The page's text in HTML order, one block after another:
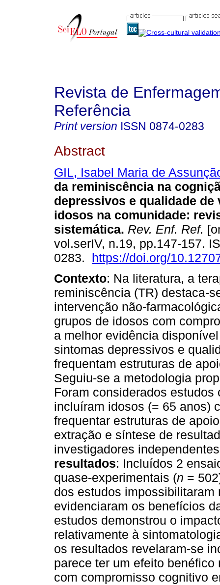
Revista de
Referência
Print version ISSN 0874-0283
Abstract
GIL, Isabel Maria de
da reminiscência na
depressivos e qualidade de
idosos na comunidade:
sistemática. Rev. Enf. Ref.
vol.serIV, n.19, pp.147-157.
0283. https://doi.org/
Contexto: Na literatura, a
reminiscência (TR) destaca-
intervenção não-
grupos de idosos com
a melhor evidência
sintomas depressivos e
frequentam estruturas de
Seguiu-se a metodologia
Foram considerados
incluíram idosos (= 65 anos)
frequentar estruturas de
extração e síntese de
investigadores
resultados: Incluídos 2
quase-experimentais (n =
dos estudos
evidenciaram os benefícios
estudos demonstrou o
relativamente à
os resultados revelaram-se
parece ter um efeito
com compromisso cognitivo